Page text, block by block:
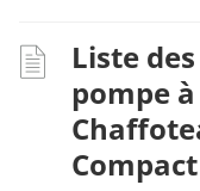
Liste
pompe